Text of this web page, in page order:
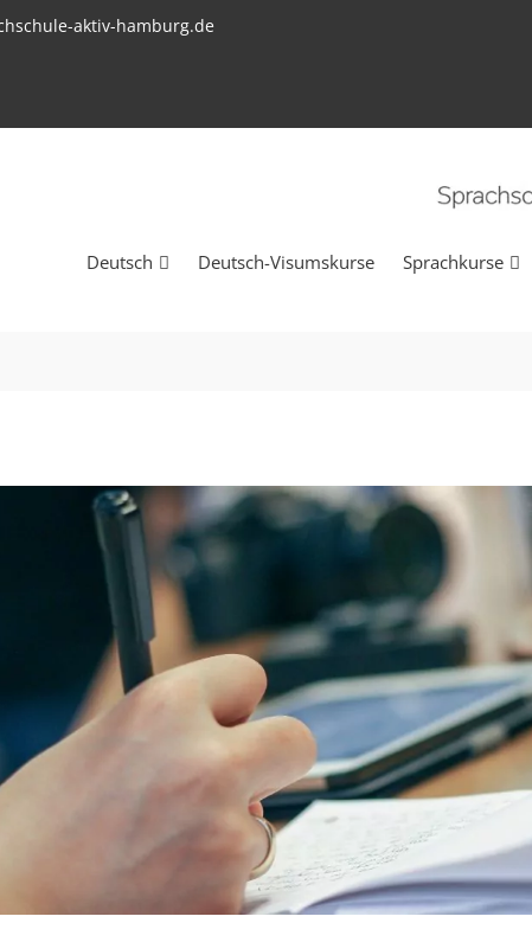
aktiv-hamburg.de
Deutsch Deutsch-Visumskurse Sprachkurse